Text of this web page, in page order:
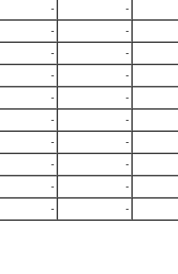
- -
- -
- -
- -
- -
- -
- -
- -
- -
- -